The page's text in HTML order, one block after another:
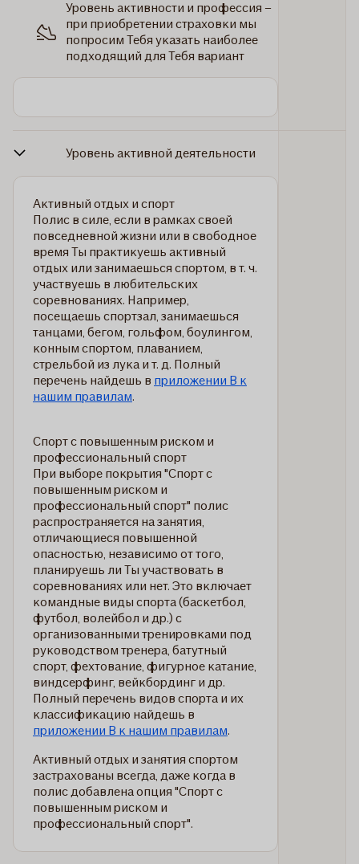
Уровень активности и профессия –
при приобретении страховки мы
попросим Тебя указать наиболее
подходящий для Тебя вариант
Уровень активной деятельности
Активный отдых и спорт
Полис в силе, если в рамках своей
повседневной жизни или в свободное
время Ты практикуешь активный
отдых или занимаешься спортом, в т. ч.
участвуешь в любительских
соревнованиях. Например,
посещаешь спортзал, занимаешься
танцами, бегом, гольфом, боулингом,
конным спортом, плаванием,
стрельбой из лука и т. д. Полный
перечень найдешь в приложении B к
нашим правилам.
Спорт с повышенным риском и
профессиональный спорт
При выборе покрытия "Спорт с
повышенным риском и
профессиональный спорт" полис
распространяется на занятия,
отличающиеся повышенной
опасностью, независимо от того,
планируешь ли Ты участвовать в
соревнованиях или нет. Это включает
командные виды спорта (баскетбол,
футбол, волейбол и др.) с
организованными тренировками под
руководством тренера, батутный
спорт, фехтование, фигурное катание,
виндсерфинг, вейкбординг и др.
Полный перечень видов спорта и их
классификацию найдешь в
приложении B к нашим правилам.
Активный отдых и занятия спортом
застрахованы всегда, даже когда в
полис добавлена опция "Спорт с
повышенным риском и
профессиональный спорт".